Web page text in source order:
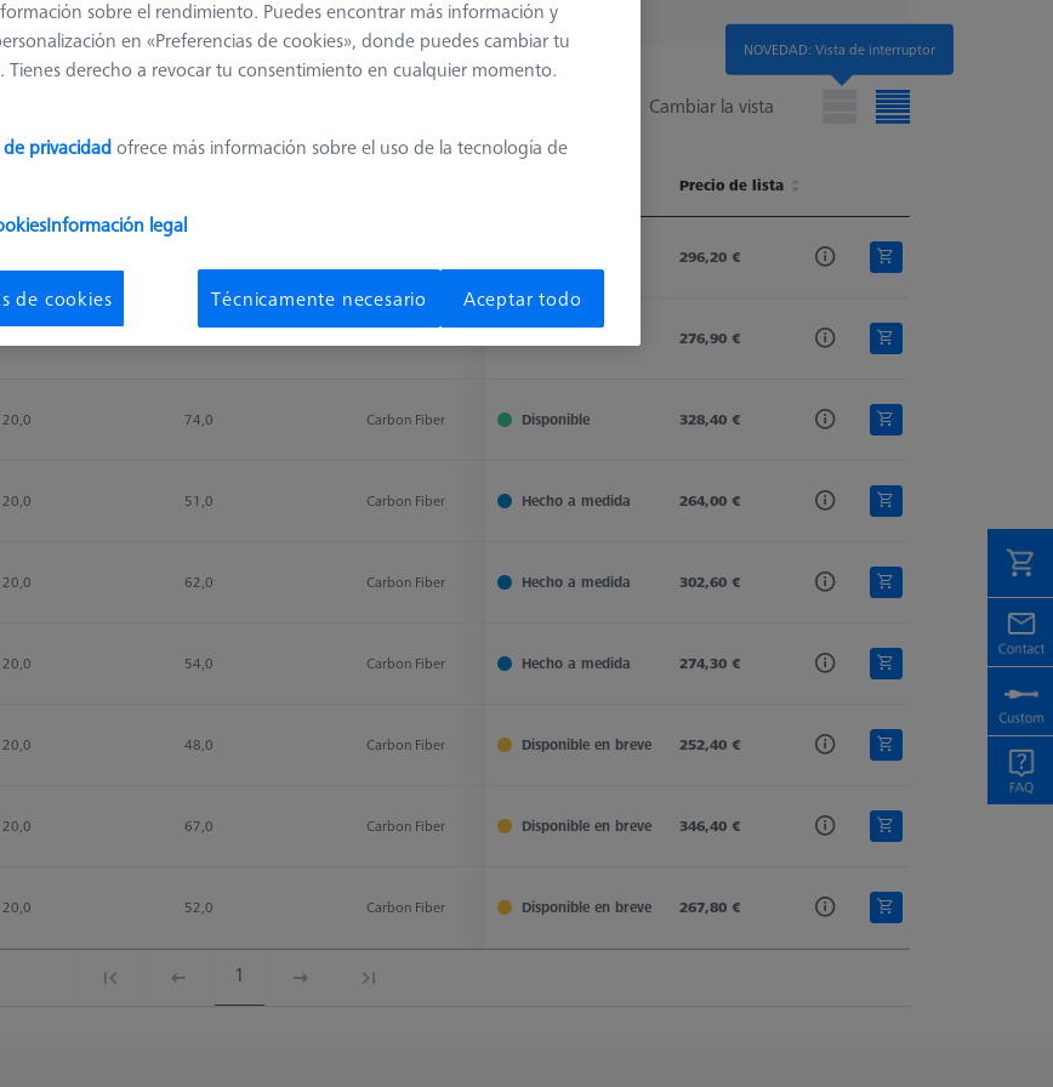
Cambiar la vista
Clasificar resultados
Connection Type Out
Precio de lista
Ø Body (DG) Weight
M5 Pro
296,20 €
M5 Pro
276,90 €
20,0 74,0 Carbon Fiber M5 Pro M5 Pro
Disponible 328,40 €
20,0 51,0 Carbon Fiber M5 Pro M5 Pro
Hecho a medida 264,00 €
20,0 62,0 Carbon Fiber M5 Pro M5 Pro Plate Extension VAST
Hecho a medida 302,60 €
20,0 54,0 Carbon Fiber M5 Pro M5 Pro Plate Extension VAST
Hecho a medida 274,30 €
20,0 48,0 Carbon Fiber M5 Pro M5 Pro
Disponible en breve 252,40 €
20,0 67,0 Carbon Fiber M5 Pro M5 Pro
Disponible en breve 346,40 €
20,0 52,0 Carbon Fiber M5 Pro M5 Pro
Disponible en breve 267,80 €
1
NOVEDAD: Vista de interruptor
sobre el rendimiento. Puedes encontrar más información y
en «Preferencias de cookies», donde puedes cambiar tu
Tienes derecho a revocar tu consentimiento en cualquier momento.
privacidadofrece más información sobre el uso de la tecnología de
Información legal
de cookies Técnicamente necesario Aceptar todo